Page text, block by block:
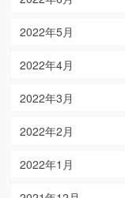
2022年5月
2022年4月
2022年3月
2022年2月
2022年1月